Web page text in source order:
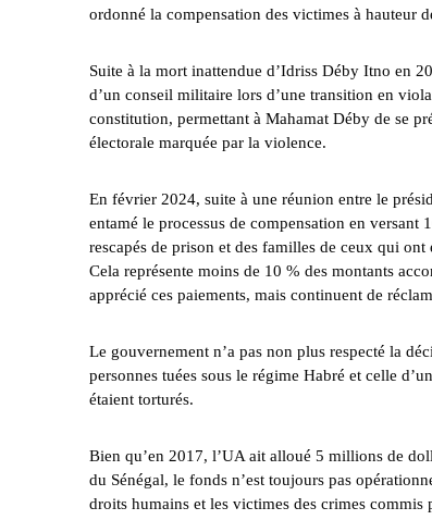
ordonné la compensation des victimes à hauteur
Suite à la mort inattendue d’Idriss Déby Itno en
d’un conseil militaire lors d’une transition en
constitution, permettant à Mahamat Déby de se
électorale marquée par la violence.
En février 2024, suite à une réunion entre le
entamé le processus de compensation en versant
rescapés de prison et des familles de ceux qui
Cela représente moins de 10 % des montants
apprécié ces paiements, mais continuent de
Le gouvernement n’a pas non plus respecté la
personnes tuées sous le régime Habré et celle
étaient torturés.
Bien qu’en 2017, l’UA ait alloué 5 millions de
du Sénégal, le fonds n’est toujours pas
droits humains et les victimes des crimes